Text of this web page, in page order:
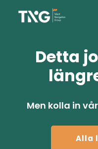
Detta
Men kolla in
Alla